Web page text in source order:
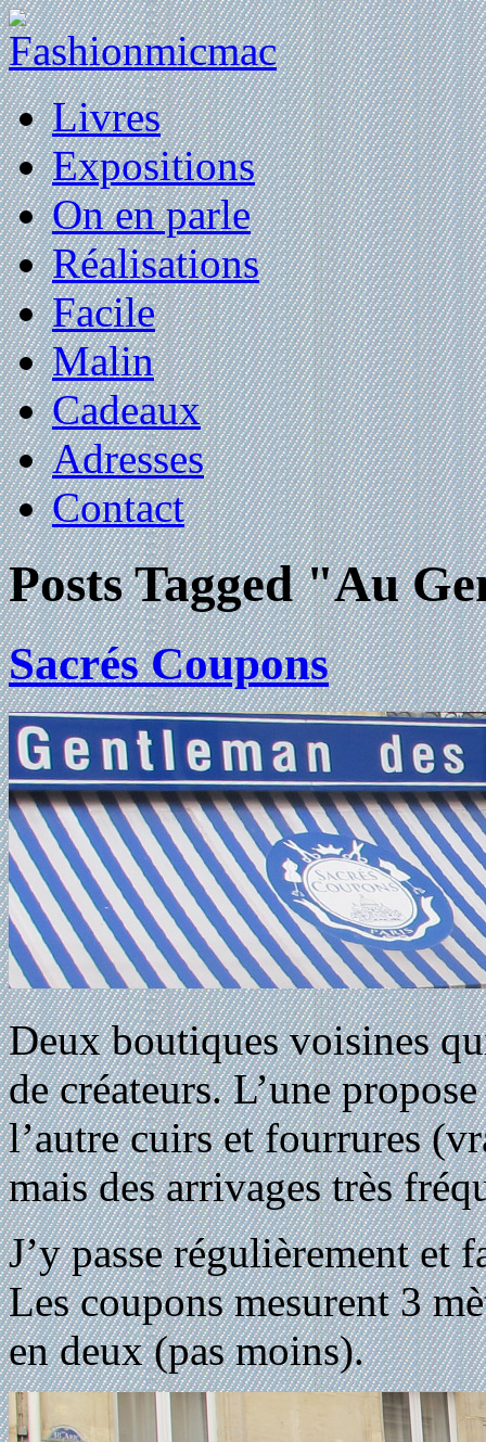
Livres
Expositions
On en parle
Réalisations
Facile
Malin
Cadeaux
Adresses
Contact
Posts Tagged "Au
Sacrés Coupons
Deux boutiques voisines
de créateurs. L’une
l’autre cuirs et fourrures
mais des arrivages très
J’y passe régulièrement et
Les coupons mesurent 3
en deux (pas moins).